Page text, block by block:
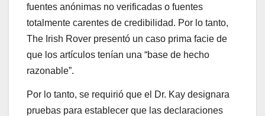
fuentes anónimas no verificadas o fuentes
totalmente carentes de credibilidad. Por lo tanto,
The Irish Rover presentó un caso prima facie de
que los artículos tenían una “base de hecho
razonable”.
Por lo tanto, se requirió que el Dr. Kay designara
pruebas para establecer que las declaraciones